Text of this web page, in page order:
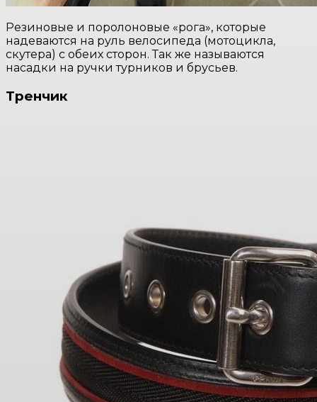
Резиновые и поролоновые «рога», которые
надеваются на руль велосипеда (мотоцикла,
скутера) с обеих сторон. Так же называются
насадки на ручки турников и брусьев.
Тренчик